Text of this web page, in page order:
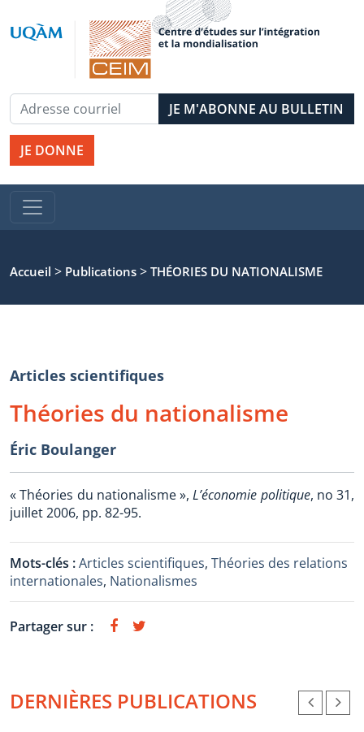
JE DONNE
Accueil > Publications > THÉORIES DU NATIONALISME
Articles scientifiques
Théories du nationalisme
Éric Boulanger
« Théories du nationalisme »,L’économie politique, no 31,
juillet 2006, pp. 82-95.
Mots-clés :Articles scientifiques, Théories des relations
internationales, Nationalismes
Partager sur :
DERNIÈRES PUBLICATIONS